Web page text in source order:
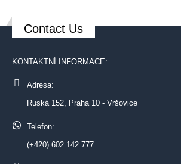
Contact Us
KONTAKTNÍ INFORMACE:
Adresa:
Ruská 152, Praha 10 - Vršovice
Telefon:
(+420) 602 142 777